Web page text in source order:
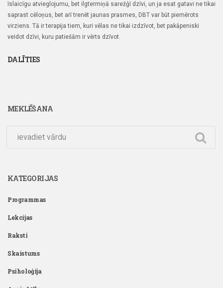
īslaicīgu atvieglojumu, bet ilgtermiņā sarežģī dzīvi, un ja esat gatavi ne tikai
saprast cēloņus, bet arī trenēt jaunas prasmes, DBT var būt piemērots
virziens. Tā ir terapija tiem, kuri vēlas ne tikai izdzīvot, bet pakāpeniski
veidot dzīvi, kuru patiešām ir vērts dzīvot.
DALĪTIES
MEKLĒŠANA
KATEGORIJAS
Programmas
Lekcijas
Raksti
Skaistums
Psiholoģija